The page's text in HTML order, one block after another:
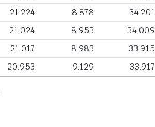
21.224 8.878 34.201
21.024 8.953 34.009
21.017 8.983 33.915
20.953 9.129 33.917